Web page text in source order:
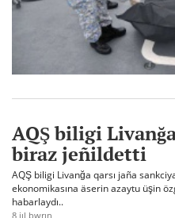
AQŞ biligi
biraz jeñildetti
AQŞ biligi Livanğa qarsı jaña
ekonomikasına äserin azaytu üşin
habarlaydı..
8 jıl bwrın